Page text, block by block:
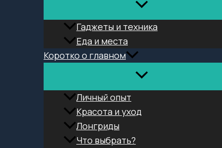
Гаджеты и техника
Еда и места
Коротко о главном
Личный опыт
Красота и уход
Лонгриды
Что выбрать?